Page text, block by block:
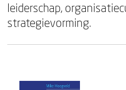
leiderschap,
strategievorming.